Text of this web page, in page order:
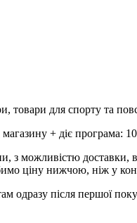
товари для спорту та
+ діє програма:
з можливістю
ціну нижчою, ніж у
одразу після першої